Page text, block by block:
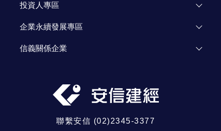
了解信義
資源網站
投資人專區
投資人資訊
企業永續發展專區
企業永續發展
信義關係企業
聯繫安信 (02)2345-3377